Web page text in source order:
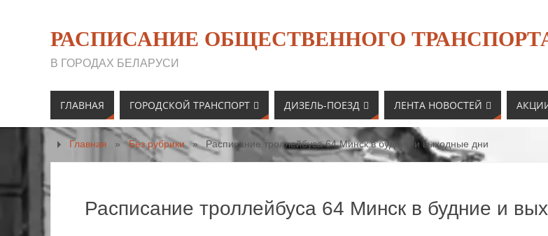
РАСПИСАНИЕ ОБЩЕСТВЕННОГО
В ГОРОДАХ БЕЛАРУСИ
ГЛАВНАЯ ГОРОДСКОЙ ТРАНСПОРТ ДИЗЕЛЬ-ПОЕЗД ЛЕНТА НОВОСТЕЙ
Главная » Без рубрики » Расписание троллейбуса 64 Минск в будние и выходные дни
Расписание троллейбуса 64 Минск в будние и